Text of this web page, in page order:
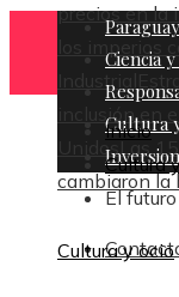
precios en la
los imperios
Industrial
inclusión en
UnidosLas
cambiaron la
Paraguay
Ciencia
Cultura
Inicio
Cultura
El
Cultura y ocio